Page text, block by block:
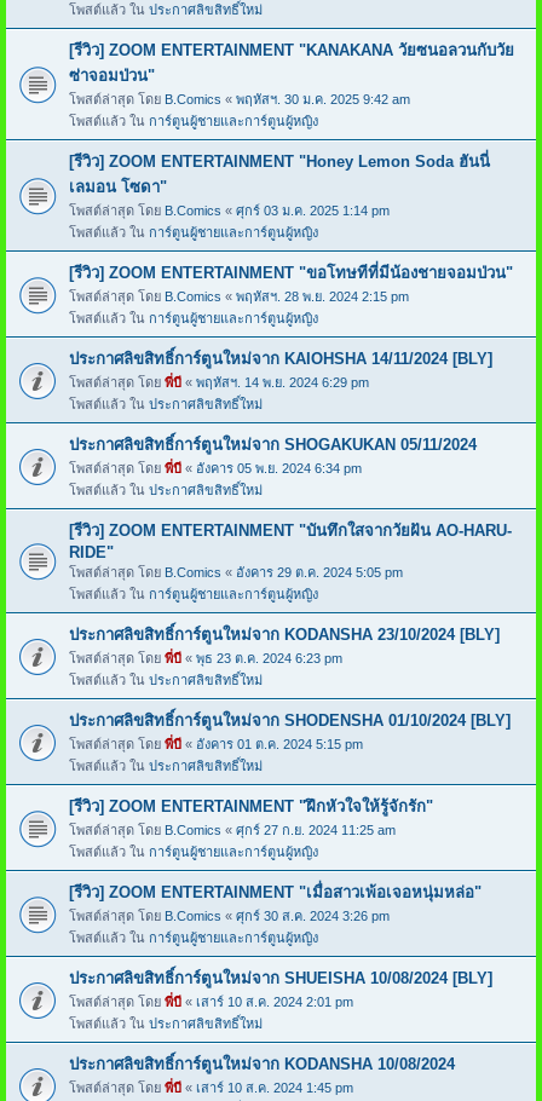
โพสต์แล้ว ใน ประกาศลิขสิทธิ์ใหม่
[รีวิว] ZOOM ENTERTAINMENT "KANAKANA วัยซนอลวนกับวัย
ซ่าจอมป่วน"
โพสต์ล่าสุด โดย B.Comics « พฤหัสฯ. 30 ม.ค. 2025 9:42 am
โพสต์แล้ว ใน การ์ตูนผู้ชายและการ์ตูนผู้หญิง
[รีวิว] ZOOM ENTERTAINMENT "Honey Lemon Soda ฮันนี่
เลมอน โซดา"
โพสต์ล่าสุด โดย B.Comics « ศุกร์ 03 ม.ค. 2025 1:14 pm
โพสต์แล้ว ใน การ์ตูนผู้ชายและการ์ตูนผู้หญิง
[รีวิว] ZOOM ENTERTAINMENT "ขอโทษทีที่มีน้องชายจอมป่วน"
โพสต์ล่าสุด โดย B.Comics « พฤหัสฯ. 28 พ.ย. 2024 2:15 pm
โพสต์แล้ว ใน การ์ตูนผู้ชายและการ์ตูนผู้หญิง
ประกาศลิขสิทธิ์การ์ตูนใหม่จาก KAIOHSHA 14/11/2024 [BLY]
โพสต์ล่าสุด โดย พี่บี « พฤหัสฯ. 14 พ.ย. 2024 6:29 pm
โพสต์แล้ว ใน ประกาศลิขสิทธิ์ใหม่
ประกาศลิขสิทธิ์การ์ตูนใหม่จาก SHOGAKUKAN 05/11/2024
โพสต์ล่าสุด โดย พี่บี « อังคาร 05 พ.ย. 2024 6:34 pm
โพสต์แล้ว ใน ประกาศลิขสิทธิ์ใหม่
[รีวิว] ZOOM ENTERTAINMENT "บันทึกใสจากวัยฝัน AO-HARU-
RIDE"
โพสต์ล่าสุด โดย B.Comics « อังคาร 29 ต.ค. 2024 5:05 pm
โพสต์แล้ว ใน การ์ตูนผู้ชายและการ์ตูนผู้หญิง
ประกาศลิขสิทธิ์การ์ตูนใหม่จาก KODANSHA 23/10/2024 [BLY]
โพสต์ล่าสุด โดย พี่บี « พุธ 23 ต.ค. 2024 6:23 pm
โพสต์แล้ว ใน ประกาศลิขสิทธิ์ใหม่
ประกาศลิขสิทธิ์การ์ตูนใหม่จาก SHODENSHA 01/10/2024 [BLY]
โพสต์ล่าสุด โดย พี่บี « อังคาร 01 ต.ค. 2024 5:15 pm
โพสต์แล้ว ใน ประกาศลิขสิทธิ์ใหม่
[รีวิว] ZOOM ENTERTAINMENT "ฝึกหัวใจให้รู้จักรัก"
โพสต์ล่าสุด โดย B.Comics « ศุกร์ 27 ก.ย. 2024 11:25 am
โพสต์แล้ว ใน การ์ตูนผู้ชายและการ์ตูนผู้หญิง
[รีวิว] ZOOM ENTERTAINMENT "เมื่อสาวเพ้อเจอหนุ่มหล่อ"
โพสต์ล่าสุด โดย B.Comics « ศุกร์ 30 ส.ค. 2024 3:26 pm
โพสต์แล้ว ใน การ์ตูนผู้ชายและการ์ตูนผู้หญิง
ประกาศลิขสิทธิ์การ์ตูนใหม่จาก SHUEISHA 10/08/2024 [BLY]
โพสต์ล่าสุด โดย พี่บี « เสาร์ 10 ส.ค. 2024 2:01 pm
โพสต์แล้ว ใน ประกาศลิขสิทธิ์ใหม่
ประกาศลิขสิทธิ์การ์ตูนใหม่จาก KODANSHA 10/08/2024
โพสต์ล่าสุด โดย พี่บี « เสาร์ 10 ส.ค. 2024 1:45 pm